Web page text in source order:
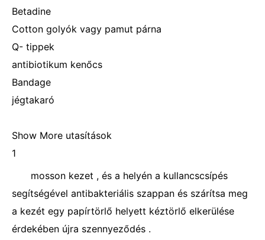
Betadine
Cotton golyók vagy pamut párna
Q- tippek
antibiotikum kenőcs
Bandage
jégtakaró
Show More utasítások
1
mosson kezet , és a helyén a kullancscsípés
segítségével antibakteriális szappan és szárítsa meg
a kezét egy papírtörlő helyett kéztörlő elkerülése
érdekében újra szennyeződés .